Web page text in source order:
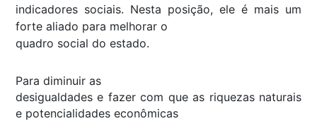
indicadores sociais. Nesta posição, ele é mais um
forte aliado para melhorar o
quadro social do estado.
Para diminuir as
desigualdades e fazer com que as riquezas naturais
e potencialidades econômicas